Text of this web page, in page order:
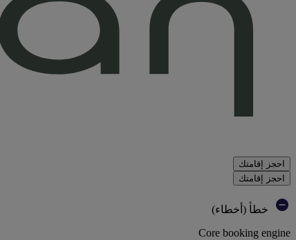
احجز إقامتك
احجز إقامتك
خطأ (أخطاء)
Core booking engine